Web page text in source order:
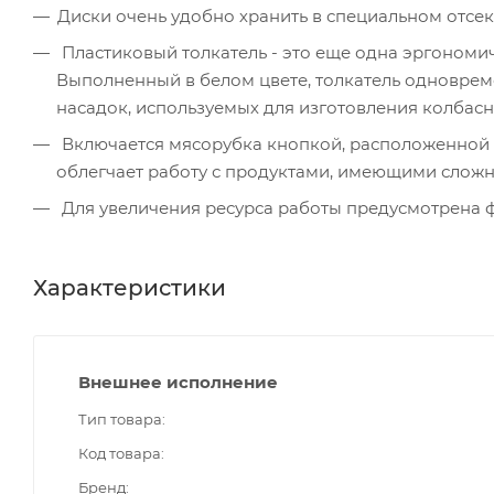
Диски очень удобно хранить в специальном
Пластиковый толкатель - это еще одна
Выполненный в белом цвете, толкатель
насадок, используемых для изготовления
Включается мясорубка кнопкой,
облегчает работу с продуктами, имеющими
Для увеличения ресурса работы предусмотрена
Характеристики
Внешнее исполнение
Тип товара
Код товара
Бренд